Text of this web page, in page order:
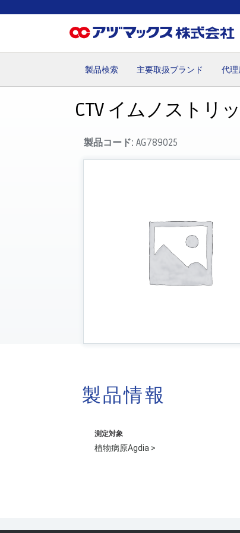
製品検索 主要取扱ブランド 代
CTV イムノストリ
製品コード:AG789025
製品情報
測定対象
植物病原Agdia >